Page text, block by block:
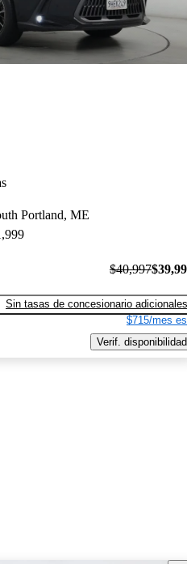
Portland, ME
$40,997
Sin tasas de concesionario adicionales
$715/mes
Verif. disponibilidad